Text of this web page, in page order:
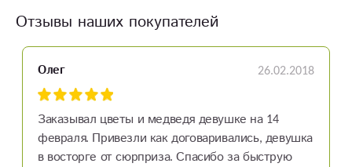
Отзывы наших покупателей
Олег 26.02.2018
Заказывал цветы и медведя девушке на 14
февраля. Привезли как договаривались, девушка
в восторге от сюрприза. Спасибо за быструю